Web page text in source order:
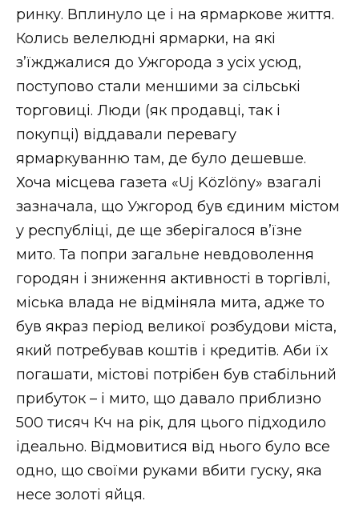
ринку. Вплинуло це і на ярмаркове життя.
Колись велелюдні ярмарки, на які
з’їжджалися до Ужгорода з усіх усюд,
поступово стали меншими за сільські
торговиці. Люди (як продавці, так і
покупці) віддавали перевагу
ярмаркуванню там, де було дешевше.
Хоча місцева газета «Uj Közlöny» взагалі
зазначала, що Ужгород був єдиним містом
у республіці, де ще зберігалося в’їзне
мито. Та попри загальне невдоволення
городян і зниження активності в торгівлі,
міська влада не відміняла мита, адже то
був якраз період великої розбудови міста,
який потребував коштів і кредитів. Аби їх
погашати, містові потрібен був стабільний
прибуток – і мито, що давало приблизно
500 тисяч Кч на рік, для цього підходило
ідеально. Відмовитися від нього було все
одно, що своїми руками вбити гуску, яка
несе золоті яйця.